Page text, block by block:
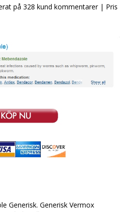
på 328 kund kommentarer| Pris
Generisk. Generisk Vermox